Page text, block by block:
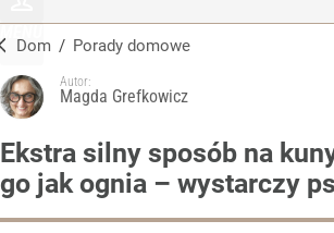
Dom / Porady domowe
Autor:
Magda Grefkowicz
Ekstra silny sposób na
go jak ognia – wystarczy